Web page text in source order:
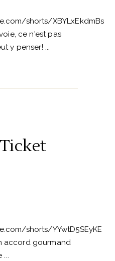
shorts/XBYLxEkdmBs
ce n'est pas
y penser!
shorts/YYwtD5SEyKE
accord gourmand